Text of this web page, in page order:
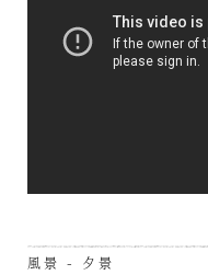
風景 - 夕景